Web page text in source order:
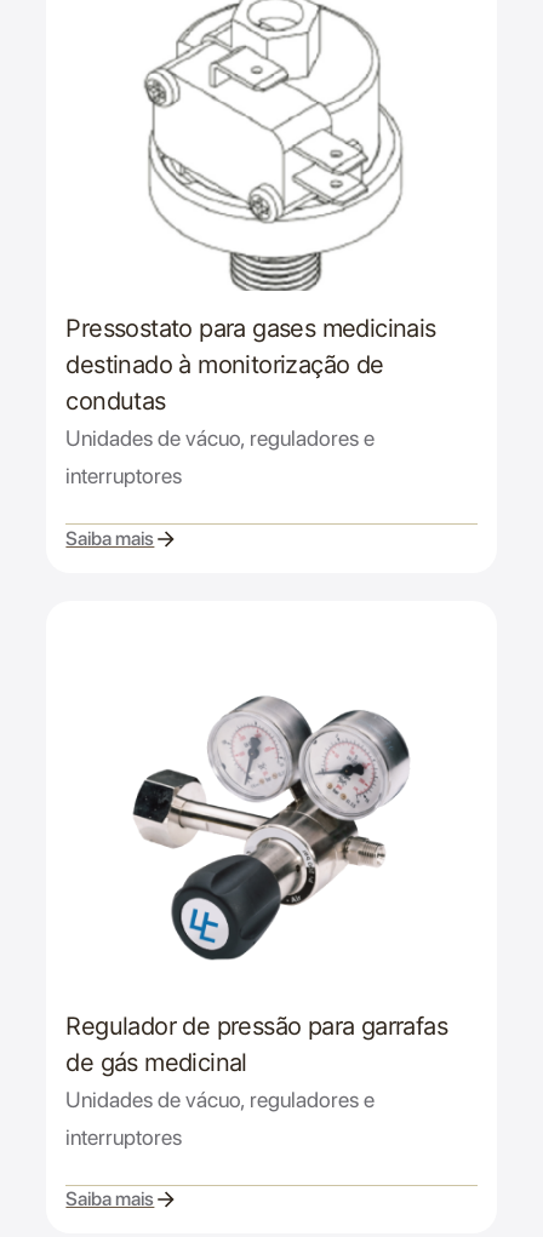
Pressostato para gases medicinais
destinado à monitorização de
condutas
Unidades de vácuo, reguladores e
interruptores
Saiba mais
Regulador de pressão para garrafas
de gás medicinal
Unidades de vácuo, reguladores e
interruptores
Saiba mais